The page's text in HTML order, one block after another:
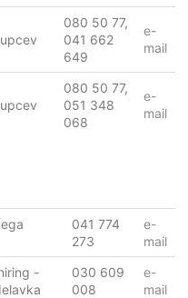
080 50 77,
041 662
649
e-
mail
080 50 77,
051 348
068
e-
mail
041 774
273
e-
mail
-
030 609
008
e-
mail